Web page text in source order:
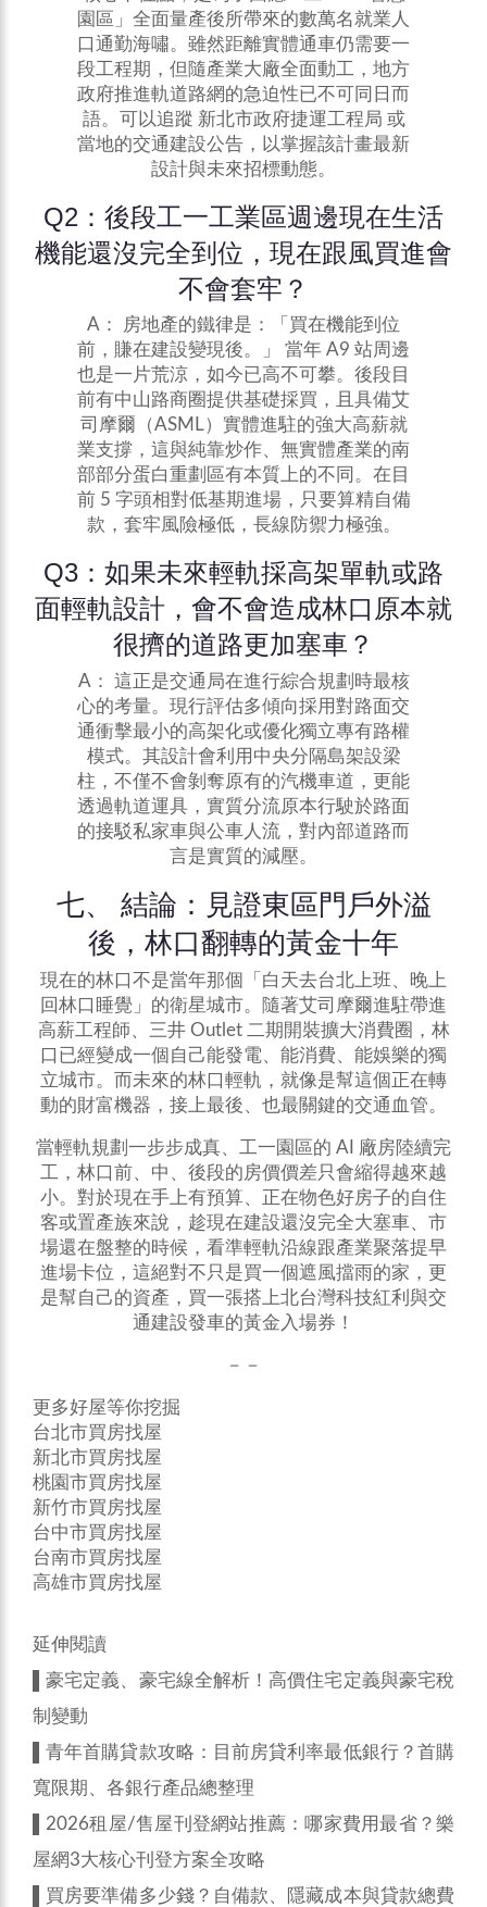
園區」全面量產後所帶來的數萬名就業人
口通勤海嘯。雖然距離實體通車仍需要一
段工程期，但隨產業大廠全面動工，地方
政府推進軌道路網的急迫性已不可同日而
語。可以追蹤 新北市政府捷運工程局 或
當地的交通建設公告，以掌握該計畫最新
設計與未來招標動態。
Q2：後段工一工業區週邊現在生活
機能還沒完全到位，現在跟風買進會
不會套牢？
A： 房地產的鐵律是：「買在機能到位
前，賺在建設變現後。」 當年 A9 站周邊
也是一片荒涼，如今已高不可攀。後段目
前有中山路商圈提供基礎採買，且具備艾
司摩爾（ASML）實體進駐的強大高薪就
業支撐，這與純靠炒作、無實體產業的南
部部分蛋白重劃區有本質上的不同。在目
前 5 字頭相對低基期進場，只要算精自備
款，套牢風險極低，長線防禦力極強。
Q3：如果未來輕軌採高架單軌或路
面輕軌設計，會不會造成林口原本就
很擠的道路更加塞車？
A： 這正是交通局在進行綜合規劃時最核
心的考量。現行評估多傾向採用對路面交
通衝擊最小的高架化或優化獨立專有路權
模式。其設計會利用中央分隔島架設梁
柱，不僅不會剝奪原有的汽機車道，更能
透過軌道運具，實質分流原本行駛於路面
的接駁私家車與公車人流，對內部道路而
言是實質的減壓。
七、 結論：見證東區門戶外溢
後，林口翻轉的黃金十年
現在的林口不是當年那個「白天去台北上班、晚上
回林口睡覺」的衛星城市。隨著艾司摩爾進駐帶進
高薪工程師、三井 Outlet 二期開裝擴大消費圈，林
口已經變成一個自己能發電、能消費、能娛樂的獨
立城市。而未來的林口輕軌，就像是幫這個正在轉
動的財富機器，接上最後、也最關鍵的交通血管。
當輕軌規劃一步步成真、工一園區的 AI 廠房陸續完
工，林口前、中、後段的房價價差只會縮得越來越
小。對於現在手上有預算、正在物色好房子的自住
客或置產族來說，趁現在建設還沒完全大塞車、市
場還在盤整的時候，看準輕軌沿線跟產業聚落提早
進場卡位，這絕對不只是買一個遮風擋雨的家，更
是幫自己的資產，買一張搭上北台灣科技紅利與交
通建設發車的黃金入場券！
－－
更多好屋等你挖掘
台北市買房找屋
新北市買房找屋
桃園市買房找屋
新竹市買房找屋
台中市買房找屋
台南市買房找屋
高雄市買房找屋
延伸閱讀
豪宅定義、豪宅線全解析！高價住宅定義與豪宅稅
制變動
青年首購貸款攻略：目前房貸利率最低銀行？首購
寬限期、各銀行產品總整理
2026租屋/售屋刊登網站推薦：哪家費用最省？樂
屋網3大核心刊登方案全攻略
買房要準備多少錢？自備款、隱藏成本與貸款總費